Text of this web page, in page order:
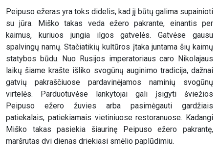
Peipuso ežeras yra toks didelis, kad jį būtų galima supainioti
su jūra. Miško takas veda ežero pakrante, einantis per
kaimus, kuriuos jungia ilgos gatvelės. Gatvėse gausu
spalvingų namų. Stačiatikių kultūros įtaka juntama šių kaimų
statybos būdu. Nuo Rusijos imperatoriaus caro Nikolajaus
laikų šiame krašte išliko svogūnų auginimo tradicija, dažnai
gatvių pakraščiuose pardavinėjamos naminių svogūnų
virtelės. Parduotuvėse lankytojai gali įsigyti šviežios
Peipuso ežero žuvies arba pasimėgauti gardžiais
patiekalais, patiekiamais vietiniuose restoranuose. Kadangi
Miško takas pasiekia šiaurinę Peipuso ežero pakrantę,
maršrutas dvi dienas driekiasi smėlio paplūdimiu.